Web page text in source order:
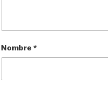
Nombre *